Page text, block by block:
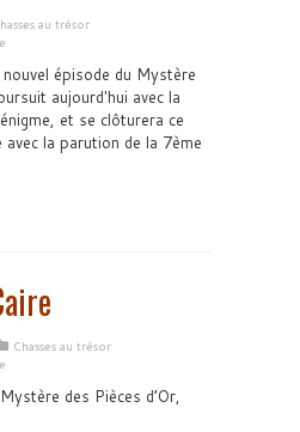
au trésor
épisode du Mystère
aujourd'hui avec la
et se clôturera ce
la parution de la 7ème
Chasses au trésor
des Pièces d’Or,